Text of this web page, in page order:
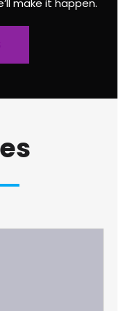
make it happen.